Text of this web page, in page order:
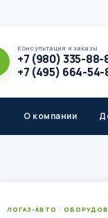
Консультация и заказы
+7 (980) 335-88-
+7 (495) 664-54-
О компании
ЛОГАЗ-АВТО ·